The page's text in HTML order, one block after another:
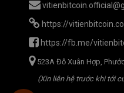
https://
https://fb.me/
523A Đỗ Xuân Hợp,
(Xin liên hệ trước khi tới